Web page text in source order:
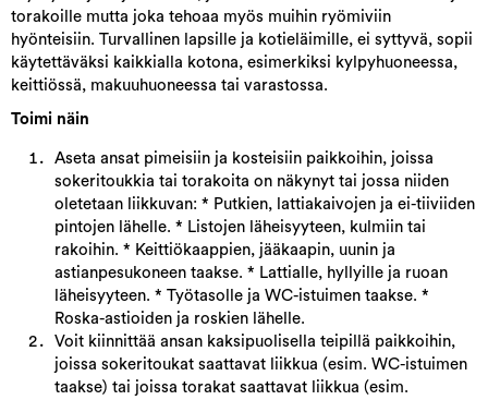
torakoille mutta joka tehoaa myös muihin ryömiviin
hyönteisiin. Turvallinen lapsille ja kotieläimille, ei syttyvä, sopii
käytettäväksi kaikkialla kotona, esimerkiksi kylpyhuoneessa,
keittiössä, makuuhuoneessa tai varastossa.
Toimi näin
Aseta ansat pimeisiin ja kosteisiin paikkoihin, joissa
sokeritoukkia tai torakoita on näkynyt tai jossa niiden
oletetaan liikkuvan: * Putkien, lattiakaivojen ja ei-tiiviiden
pintojen lähelle. * Listojen läheisyyteen, kulmiin tai
rakoihin. * Keittiökaappien, jääkaapin, uunin ja
astianpesukoneen taakse. * Lattialle, hyllyille ja ruoan
läheisyyteen. * Työtasolle ja WC-istuimen taakse. *
Roska-astioiden ja roskien lähelle.
Voit kiinnittää ansan kaksipuolisella teipillä paikkoihin,
joissa sokeritoukat saattavat liikkua (esim. WC-istuimen
taakse) tai joissa torakat saattavat liikkua (esim.